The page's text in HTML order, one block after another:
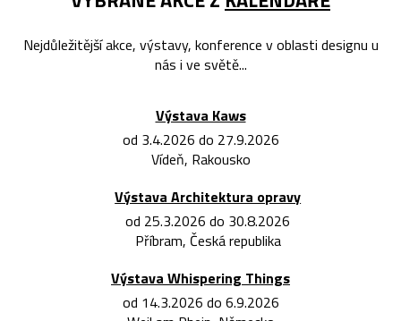
Nejdůležitější akce, výstavy, konference v oblasti designu u
nás i ve světě...
Výstava Kaws
od 3.4.2026 do 27.9.2026
Vídeň, Rakousko
Výstava Architektura opravy
od 25.3.2026 do 30.8.2026
Příbram, Česká republika
Výstava Whispering Things
od 14.3.2026 do 6.9.2026